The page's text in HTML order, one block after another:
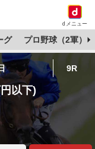
dメニュー
グ プロ野球（2軍）
9R
以下)